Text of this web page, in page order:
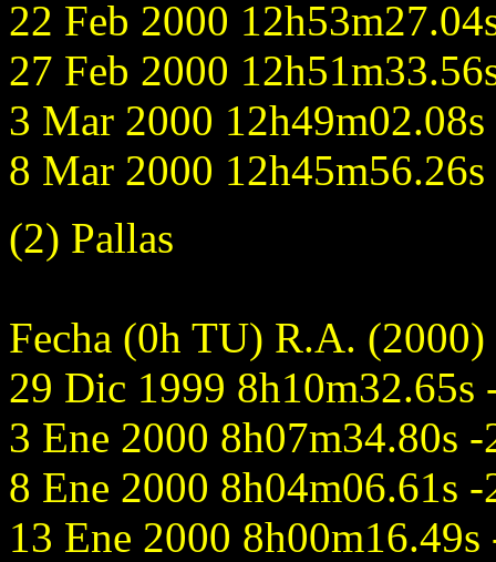
22 Feb 2000
27 Feb 2000
3 Mar 2000 12h49m02.08s
8 Mar 2000 12h45m56.26s
(2) Pallas
Fecha (0h TU) R.A.
29 Dic 1999 8h10m32.65s
3 Ene 2000 8h07m34.80s -
8 Ene 2000 8h04m06.61s -
13 Ene 2000 8h00m16.49s